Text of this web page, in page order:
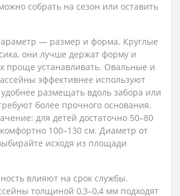
собрать на сезон или оставить
— размер и форма. Круглые
они лучше держат форму и
проще устанавливать. Овальные и
эффективнее используют
размещать вдоль забора или
более прочного основания.
для детей достаточно 50–80
100–130 см. Диаметр от
исходя из площади
влияют на срок службы.
толщиной 0,3–0,4 мм подходят